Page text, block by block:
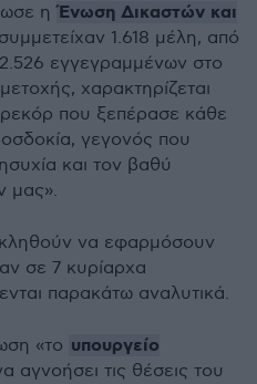
ηΈνωση Δικαστών και
1.618 μέλη, από
εγγεγραμμένων στο
χαρακτηρίζεται
που ξεπέρασε κάθε
γεγονός που
και τον βαθύ
μας».
να εφαρμόσουν
σε 7 κυρίαρχα
παρακάτω αναλυτικά.
«το υπουργείο
αγνοήσει τις θέσεις του